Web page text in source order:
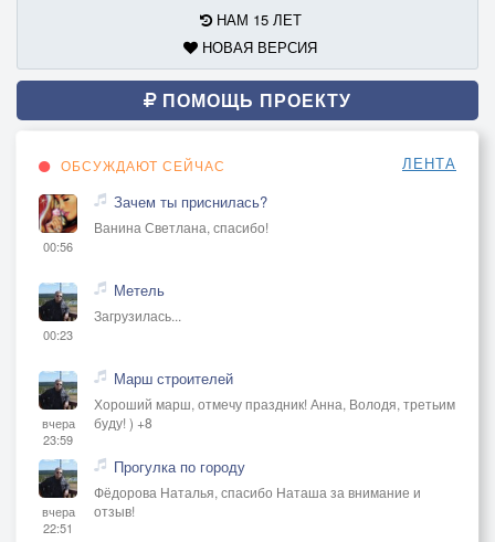
НАМ 15 ЛЕТ
НОВАЯ ВЕРСИЯ
ПОМОЩЬ ПРОЕКТУ
ОБСУЖДАЮТ СЕЙЧАС ЛЕНТА
00:56
Зачем ты приснилась?
Ванина Светлана, спасибо!
00:23
Метель
Загрузилась...
вчера
23:59
Марш строителей
Хороший марш, отмечу праздник! Анна, Володя, третьим
буду! ) +8
вчера
22:51
Прогулка по городу
Фёдорова Наталья, спасибо Наташа за внимание и
отзыв!